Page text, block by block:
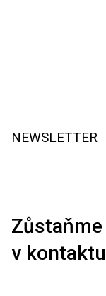
NEWSLETTER
Zůstaňme
v kontaktu